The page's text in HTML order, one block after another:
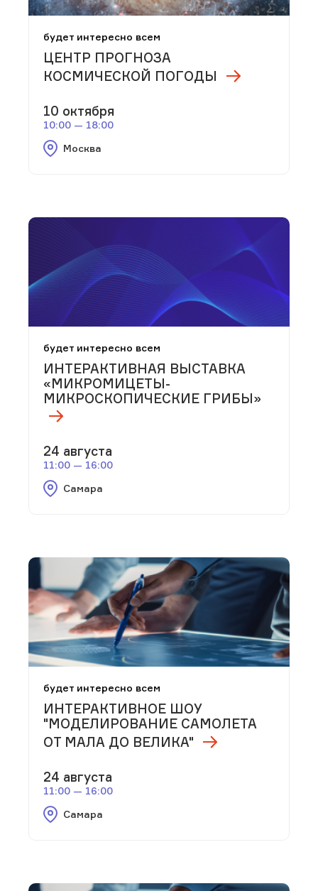
будет интересно всем
ЦЕНТР ПРОГНОЗА
КОСМИЧЕСКОЙ ПОГОДЫ
10 октября
10:00 — 18:00
Москва
будет интересно всем
ИНТЕРАКТИВНАЯ ВЫСТАВКА
«МИКРОМИЦЕТЫ-
МИКРОСКОПИЧЕСКИЕ ГРИБЫ»
24 августа
11:00 — 16:00
Самара
будет интересно всем
ИНТЕРАКТИВНОЕ ШОУ
"МОДЕЛИРОВАНИЕ САМОЛЕТА
ОТ МАЛА ДО ВЕЛИКА"
24 августа
11:00 — 16:00
Самара